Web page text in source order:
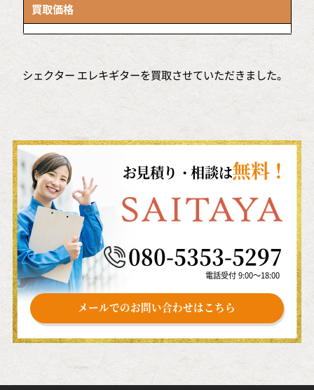
買取価格
シェクター エレキギターを買取させていただきました。
お見積り・相談は無料！
080-5353-5297
電話受付 9:00～18:00
メールでのお問い合わせはこちら